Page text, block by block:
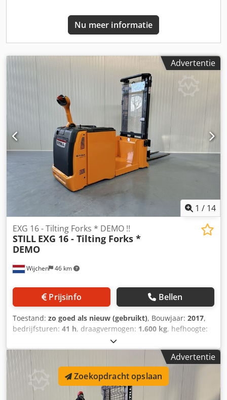
Nu meer informatie
Advertentie
1 / 14
Wijchen 46 km
EXG 16 - Tilting Forks * DEMO !!
STILL EXG 16 - Tilting Forks *
DEMO
Prijsinfo Bellen
Toestand: zo goed als nieuw (gebruikt), Bouwjaar: 2017,
bedrijfsturen: 41 h, draagvermogen: 1.600 kg, hefhoogte:
elektrisch
bouwhoogte:1.920 mm, Manufacturer + model:STILL EXG
16 Mast:2W2850 ID:24022.5187 Cat.:New Mast:2W2850
Crjdpfxszq T Tcj Agysf Lowered height:1940 mm Lifting
height:2850 mm Capacity:1600 kg Year:2017 Hours:41
hours Capacity:24 v / 500 ah Options:ZEER unieke CONTRA
Advertentie
Zoekopdracht opslaan